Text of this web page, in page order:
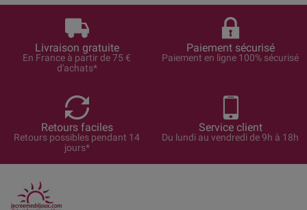
Livraison gratuite
En France à partir de 75 €
d'achats*
Paiement sécurisé
Paiement en ligne 100% sécurisé
Retours faciles
Retours possibles pendant 14
jours*
Service client
Du lundi au vendredi de 9h à 18h